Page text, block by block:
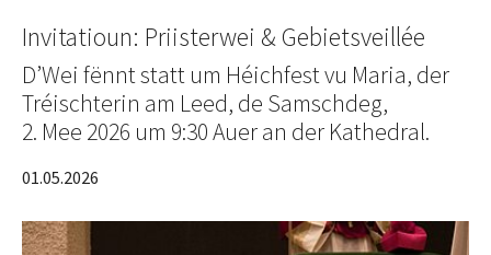
Invitatioun: Priisterwei & Gebietsveillée
D’Wei fënnt statt um Héichfest vu Maria, der
Tréischterin am Leed, de Samschdeg,
2. Mee 2026 um 9:30 Auer an der Kathedral.
01.05.2026